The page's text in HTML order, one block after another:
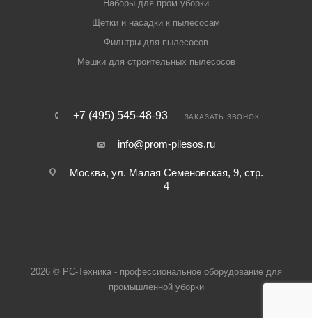
Наборы для пром уборки
Щетки и насадки к пылесосам
Фильтры для пылесосов
Мешки для строительных пылесосов
+7 (495) 545-48-93 ЗАКАЗАТЬ ЗВОНОК
info@prom-pilesos.ru
Москва, ул. Малая Семеновская, 9, стр.
4
2026 © РС-Техника - профессиональное оборудование для
промышленной уборки